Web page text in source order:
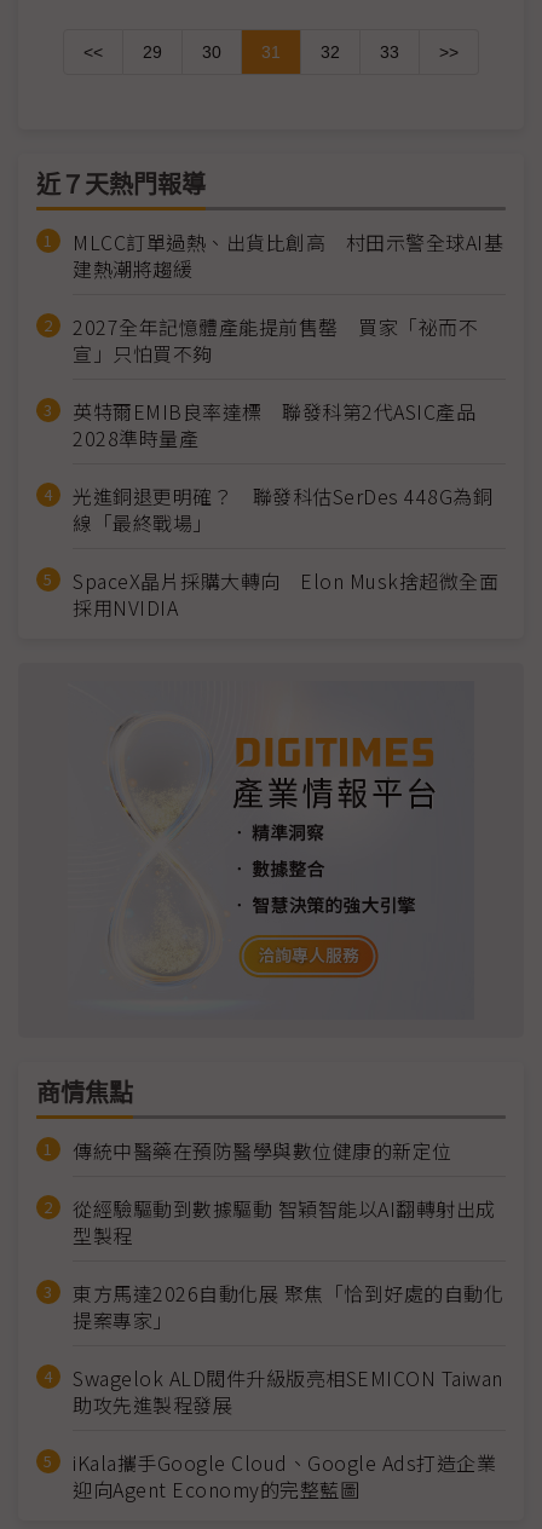
<< 29 30 31 32 33 >>
近７天熱門報導
MLCC訂單過熱、出貨比創高 村田示警全球AI基
建熱潮將趨緩
2027全年記憶體產能提前售罄 買家「祕而不
宣」只怕買不夠
英特爾EMIB良率達標 聯發科第2代ASIC產品
2028準時量產
光進銅退更明確？ 聯發科估SerDes 448G為銅
線「最終戰場」
SpaceX晶片採購大轉向 Elon Musk捨超微全面
採用NVIDIA
商情焦點
傳統中醫藥在預防醫學與數位健康的新定位
從經驗驅動到數據驅動 智穎智能以AI翻轉射出成
型製程
東方馬達2026自動化展 聚焦「恰到好處的自動化
提案專家」
Swagelok ALD閥件升級版亮相SEMICON Taiwan
助攻先進製程發展
iKala攜手Google Cloud、Google Ads打造企業
迎向Agent Economy的完整藍圖